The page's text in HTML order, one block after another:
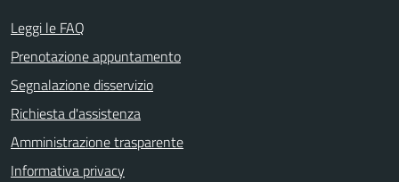
Leggi le FAQ
Prenotazione appuntamento
Segnalazione disservizio
Richiesta d'assistenza
Amministrazione trasparente
Informativa privacy